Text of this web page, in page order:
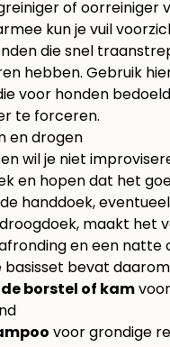
of oorreiniger
kun je vuil
die snel
hebben. Gebruik
voor honden
te forceren.
en drogen
wil je niet
en hopen dat het
handdoek,
maakt het
en een natte
basisset bevat
borstel of kam
voor grondige